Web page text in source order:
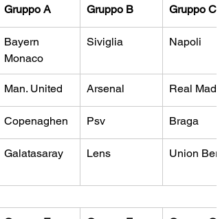
Gruppo A Gruppo B Gruppo C
Bayern
Monaco
​Siviglia Napoli
​Man. United ​Arsenal ​Real
​Copenaghen ​Psv ​Braga
​Galatasaray ​Lens Union